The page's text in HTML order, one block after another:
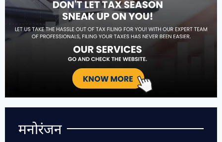
मनोरंजन